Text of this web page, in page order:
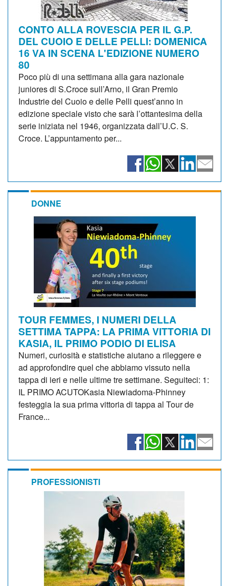
CONTO ALLA ROVESCIA PER IL G.P.
DEL CUOIO E DELLE PELLI: DOMENICA
16 VA IN SCENA L'EDIZIONE NUMERO
80
Poco più di una settimana alla gara nazionale
juniores di S.Croce sull’Arno, il Gran Premio
Industrie del Cuoio e delle Pelli quest’anno in
edizione speciale visto che sarà l’ottantesima della
serie iniziata nel 1946, organizzata dall’U.C. S.
Croce. L’appuntamento per...
DONNE
TOUR FEMMES, I NUMERI DELLA
SETTIMA TAPPA: LA PRIMA VITTORIA DI
KASIA, IL PRIMO PODIO DI ELISA
Numeri, curiosità e statistiche aiutano a rileggere e
ad approfondire quel che abbiamo vissuto nella
tappa di ieri e nelle ultime tre settimane. Seguiteci: 1:
IL PRIMO ACUTOKasia Niewiadoma-Phinney
festeggia la sua prima vittoria di tappa al Tour de
France...
PROFESSIONISTI